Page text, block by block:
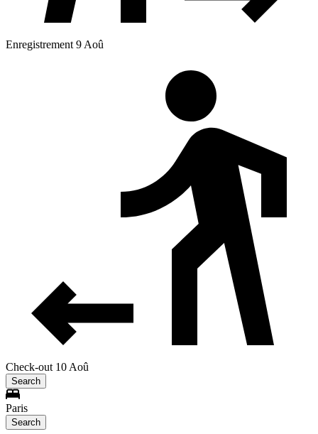
Enregistrement 9 Aoû
Check-out 10 Aoû
Search
Paris
Search